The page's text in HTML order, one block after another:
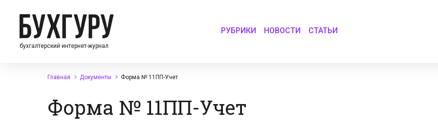
бухгалтерский интернет-журнал
РУБРИКИ НОВОСТИ СТАТЬИ
Главная Документы Форма № 11ПП-Учет
Форма № 11ПП-Учет